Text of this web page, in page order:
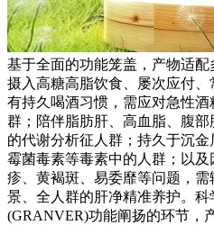
基于全面的功能笼盖，产物适
摄入高糖高脂饮食、屡次应付、
有持久喝酒习惯，需应对急性酒
群；陪伴脂肪肝、高血脂、腹
的代谢分析征人群；持久于沉金
霉菌毒素等毒素中的人群；以
疹、黄褐斑、易委靡等问题，
景、全人群的肝净精准养护。
(GRANVER)功能阐扬的环节，